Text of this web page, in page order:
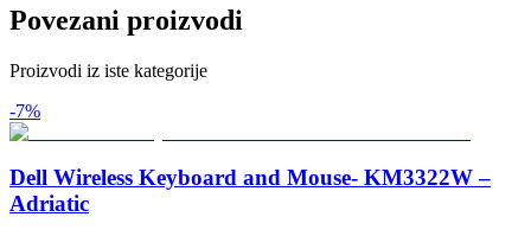
Povezani proizvodi
Proizvodi iz iste kategorije
-7%
Dell Wireless Keyboard and Mouse- KM3322W –
Adriatic